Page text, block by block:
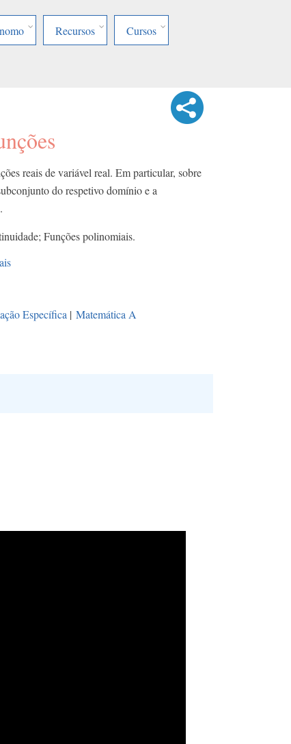
Recursos Cursos
reais de variável real. Em particular, sobre
do respetivo domínio e a
Funções polinomiais.
Específica | Matemática A